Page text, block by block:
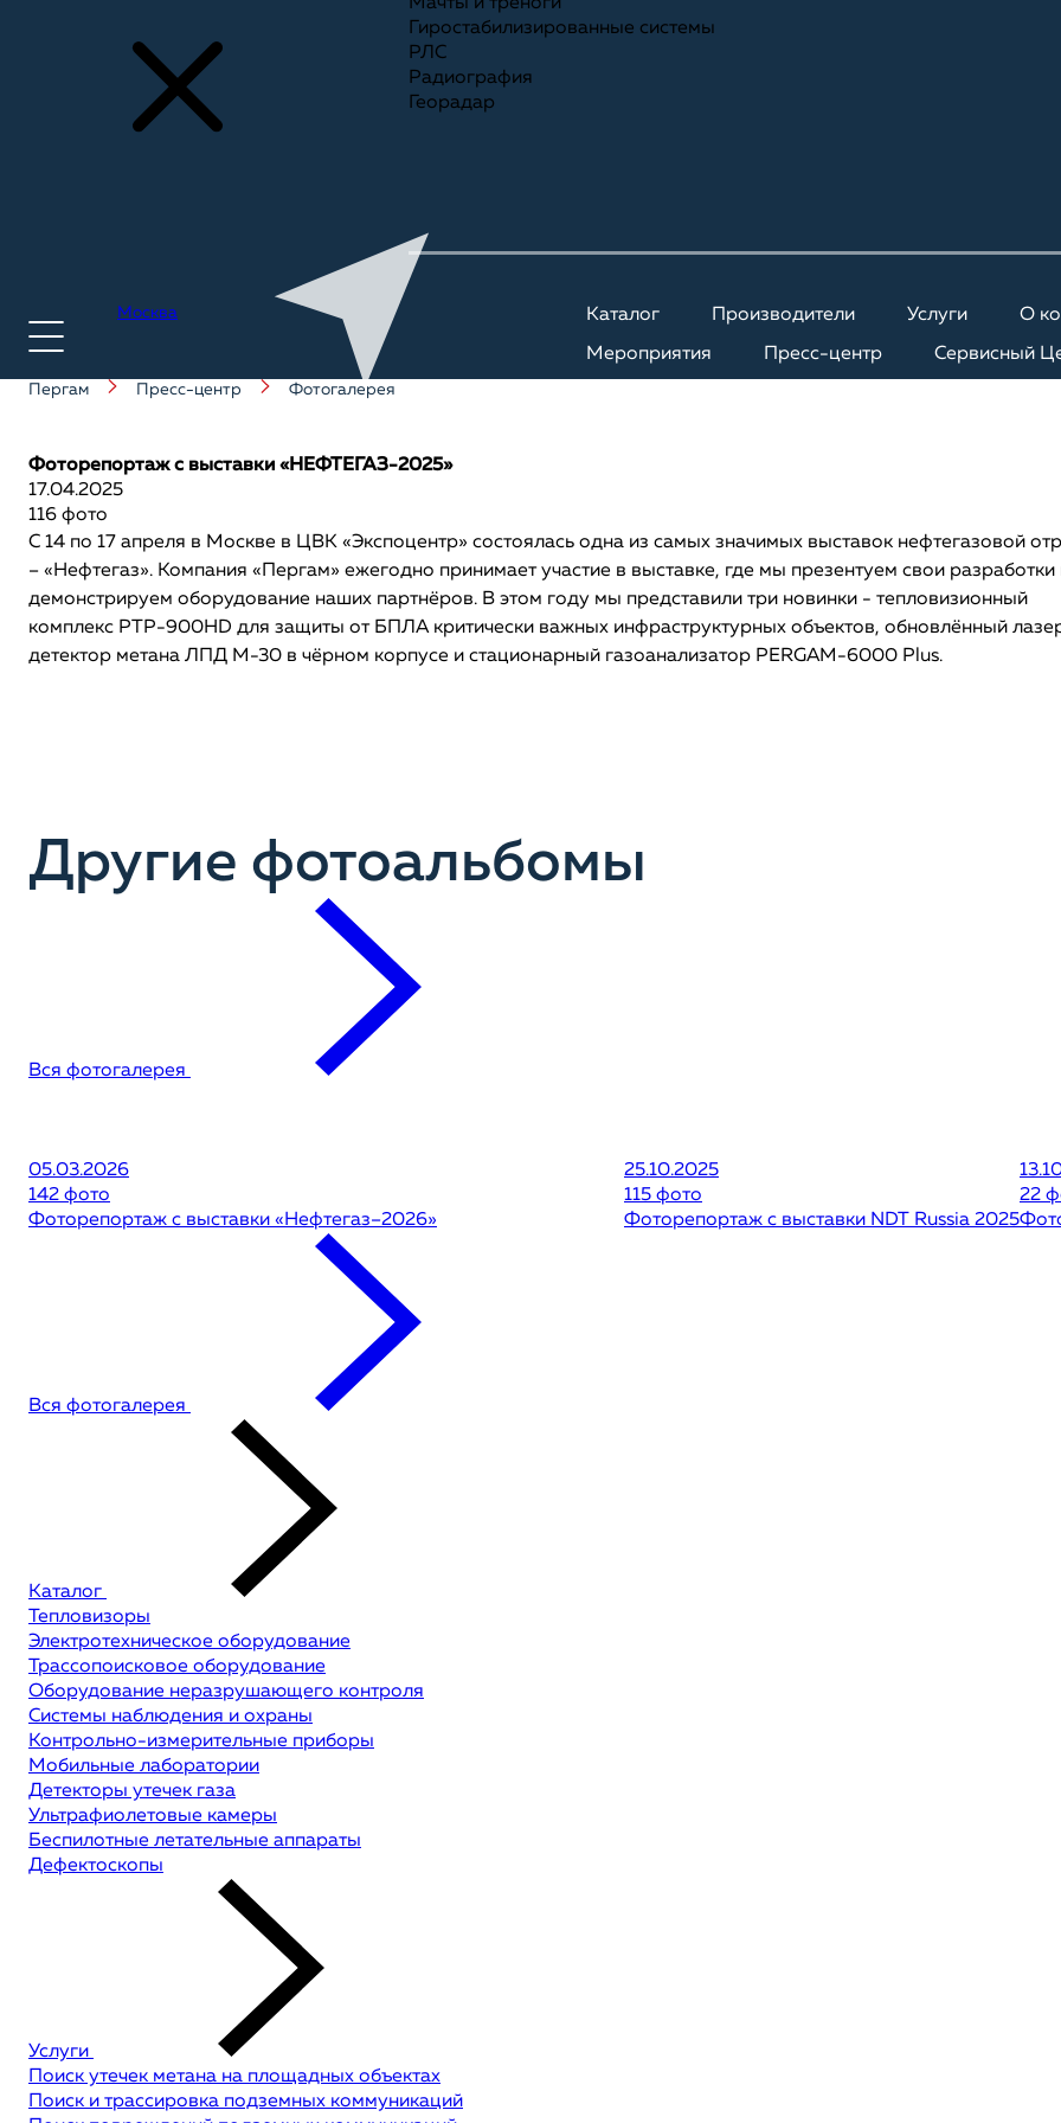
Москва Каталог Производители Услуги О
Мероприятия Пресс-центр Сервисный
Гиростабилизированные системы
РЛС
Радиография
Георадар
Пергам Пресс-центр Фотогалерея
Фоторепортаж с выставки «НЕФТЕГАЗ-2025»
17.04.2025
116 фото
С 14 по 17 апреля в Москве в ЦВК «Экспоцентр» состоялась одна из самых значимых выставок нефтегазовой
– «Нефтегаз». Компания «Пергам» ежегодно принимает участие в выставке, где мы презентуем свои разработки
демонстрируем оборудование наших партнёров. В этом году мы представили три новинки - тепловизионный
комплекс РТР-900HD для защиты от БПЛА критически важных инфраструктурных объектов, обновлённый
детектор метана ЛПД М-30 в чёрном корпусе и стационарный газоанализатор PERGAM-6000 Plus.
Другие фотоальбомы
Вся фотогалерея
05.03.2026
142 фото
Фоторепортаж с выставки «Нефтегаз–2026»
25.10.2025
115 фото
Фоторепортаж с выставки NDT Russia 2025
22
Вся фотогалерея
Каталог
Тепловизоры
Электротехническое оборудование
Трассопоисковое оборудование
Оборудование неразрушающего контроля
Системы наблюдения и охраны
Контрольно-измерительные приборы
Мобильные лаборатории
Детекторы утечек газа
Ультрафиолетовые камеры
Беспилотные летательные аппараты
Дефектоскопы
Услуги
Поиск утечек метана на площадных объектах
Поиск и трассировка подземных коммуникаций